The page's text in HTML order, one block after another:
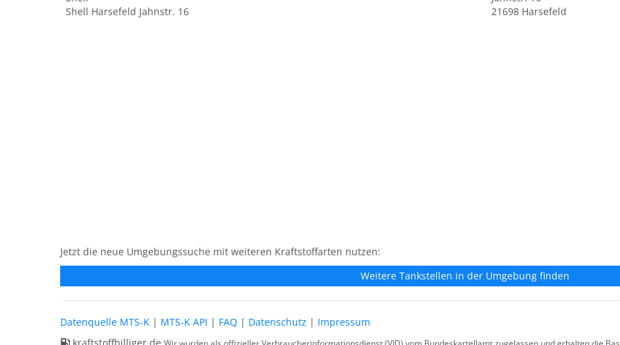
Shell Harsefeld Jahnstr. 16
21698 Harsefeld
Jetzt die neue Umgebungssuche mit weiteren Kraftstoffarten nutzen:
Weitere Tankstellen in der Umgebung finden
Datenquelle MTS-K | MTS-K API | FAQ | Datenschutz | Impressum